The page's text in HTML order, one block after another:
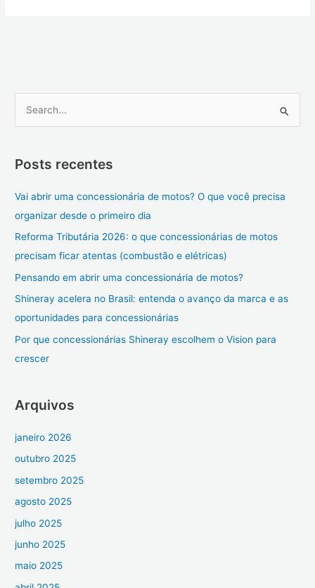
q
r
p
o
r
:
Posts recentes
Vai abrir uma concessionária de motos? O que você precisa
organizar desde o primeiro dia
Reforma Tributária 2026: o que concessionárias de motos
precisam ficar atentas (combustão e elétricas)
Pensando em abrir uma concessionária de motos?
Shineray acelera no Brasil: entenda o avanço da marca e as
oportunidades para concessionárias
Por que concessionárias Shineray escolhem o Vision para
crescer
Arquivos
janeiro 2026
outubro 2025
setembro 2025
agosto 2025
julho 2025
junho 2025
maio 2025